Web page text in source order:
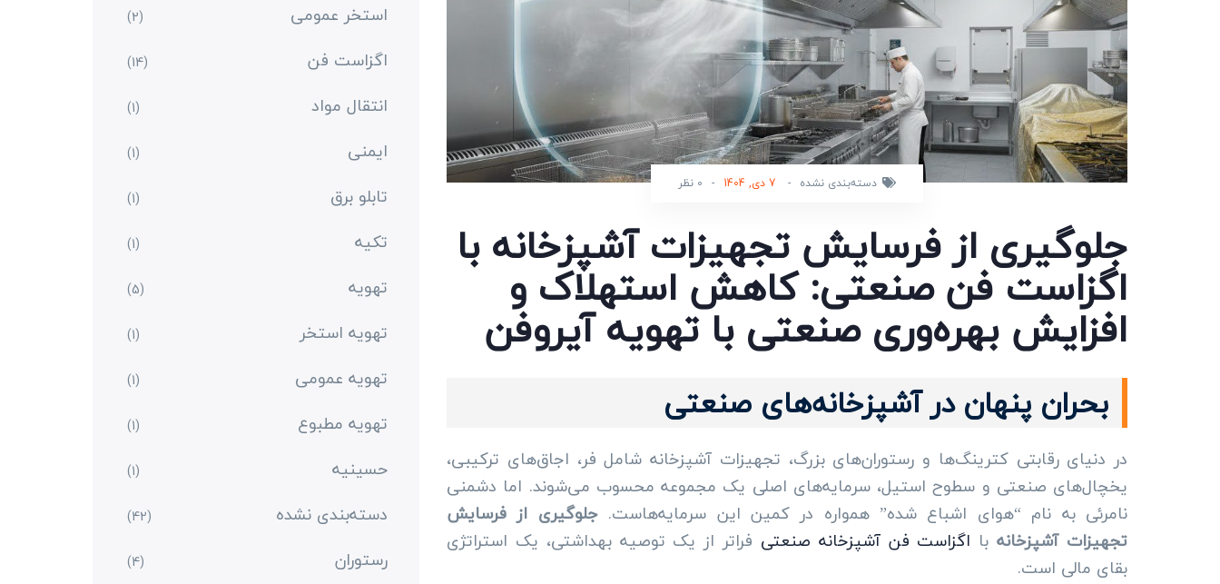
دسته‌بندی نشده - 7 دی, 1404 - 0 نظر
جلوگیری از فرسایش تجهیزات آشپزخانه با
اگزاست فن صنعتی: کاهش استهلاک و
افزایش بهره‌وری صنعتی با تهویه آیروفن
بحران پنهان در آشپزخانه‌های صنعتی
در دنیای رقابتی کترینگ‌ها و رستوران‌های بزرگ، تجهیزات آشپزخانه شامل فر، اجاق‌های ترکیبی،
یخچال‌های صنعتی و سطوح استیل، سرمایه‌های اصلی یک مجموعه محسوب می‌شوند. اما دشمنی
نامرئی به نام “هوای اشباع شده” همواره در کمین این سرمایه‌هاست.جلوگیری از فرسایش
تجهیزات آشپزخانه با اگزاست فن آشپزخانه صنعتی فراتر از یک توصیه بهداشتی، یک استراتژی
بقای مالی است.
استخر عمومی (2)
اگزاست فن (14)
انتقال مواد (1)
ایمنی (1)
تابلو برق (1)
تکیه (1)
تهویه (5)
تهویه استخر (1)
تهویه عمومی (1)
تهویه مطبوع (1)
حسینیه (1)
دسته‌بندی نشده (42)
رستوران (4)